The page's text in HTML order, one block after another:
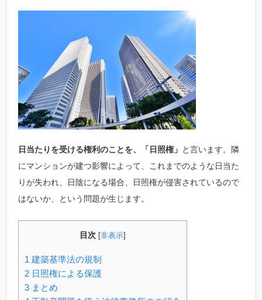
日当たりを受ける権利のことを、「日照権」 と言います。隣
にマンションが建つ影響によって、これまでのような日当た
りが失われ、日陰になる場合、日照権が侵害されているので
はないか、という問題が生じます。
目次 [非表示]
1 建築基準法の規制
2 日照権による保護
3 まとめ